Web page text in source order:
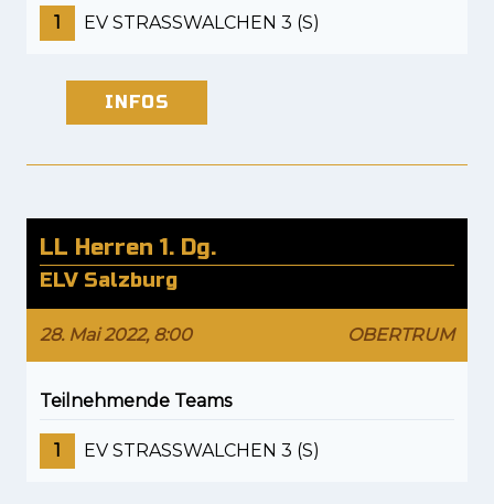
1 EV STRASSWALCHEN 3 (S)
INFOS
LL Herren 1. Dg.
ELV Salzburg
28. Mai 2022, 8:00 OBERTRUM
Teilnehmende Teams
1 EV STRASSWALCHEN 3 (S)